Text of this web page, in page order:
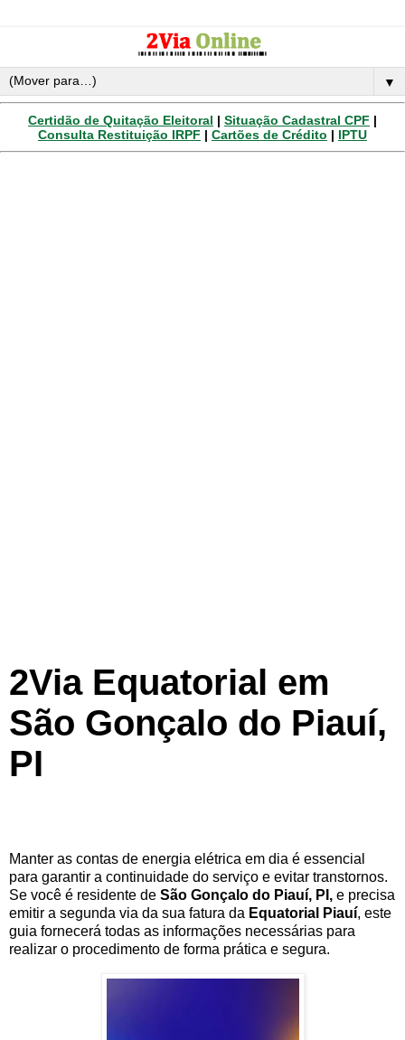
▼
Certidão de Quitação Eleitoral | Situação Cadastral CPF |
Consulta Restituição IRPF | Cartões de Crédito | IPTU
2Via Equatorial em
São Gonçalo do Piauí,
PI
Manter as contas de energia elétrica em dia é essencial
para garantir a continuidade do serviço e evitar transtornos.
Se você é residente de São Gonçalo do Piauí, PI, e precisa
emitir a segunda via da sua fatura da Equatorial Piauí, este
guia fornecerá todas as informações necessárias para
realizar o procedimento de forma prática e segura.